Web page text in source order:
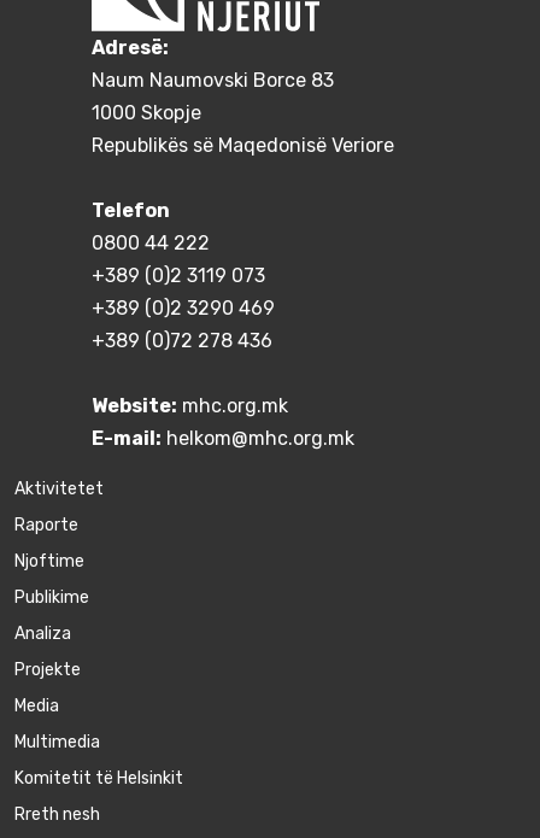
Adresë:
Naum Naumovski Borce 83
1000 Skopje
Republikës së Maqedonisë Veriore
Telefon
0800 44 222
+389 (0)2 3119 073
+389 (0)2 3290 469
+389 (0)72 278 436
Website: mhc.org.mk
E-mail: helkom@mhc.org.mk
Aktivitetet
Raporte
Njoftime
Publikime
Аnaliza
Projekte
Media
Multimedia
Komitetit të Helsinkit
Rreth nesh